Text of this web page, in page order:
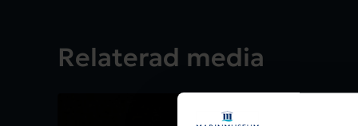
Relaterad media